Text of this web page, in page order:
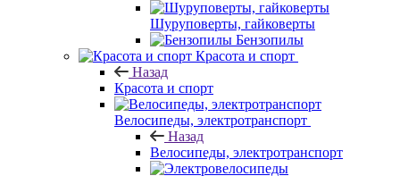
Шуруповерты, гайковерты
Бензопилы
Красота и спорт
Назад
Красота и спорт
Велосипеды, электротранспорт
Назад
Велосипеды, электротранспорт